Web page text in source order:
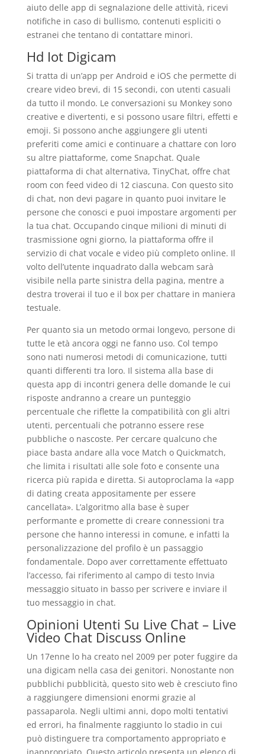
aiuto delle app di segnalazione delle attività, ricevi
notifiche in caso di bullismo, contenuti espliciti o
estranei che tentano di contattare minori.
Hd Iot Digicam
Si tratta di un’app per Android e iOS che permette di
creare video brevi, di 15 secondi, con utenti casuali
da tutto il mondo. Le conversazioni su Monkey sono
creative e divertenti, e si possono usare filtri, effetti e
emoji. Si possono anche aggiungere gli utenti
preferiti come amici e continuare a chattare con loro
su altre piattaforme, come Snapchat. Quale
piattaforma di chat alternativa, TinyChat, offre chat
room con feed video di 12 ciascuna. Con questo sito
di chat, non devi pagare in quanto puoi invitare le
persone che conosci e puoi impostare argomenti per
la tua chat. Occupando cinque milioni di minuti di
trasmissione ogni giorno, la piattaforma offre il
servizio di chat vocale e video più completo online. Il
volto dell’utente inquadrato dalla webcam sarà
visibile nella parte sinistra della pagina, mentre a
destra troverai il tuo e il box per chattare in maniera
testuale.
Per quanto sia un metodo ormai longevo, persone di
tutte le età ancora oggi ne fanno uso. Col tempo
sono nati numerosi metodi di comunicazione, tutti
quanti differenti tra loro. Il sistema alla base di
questa app di incontri genera delle domande le cui
risposte andranno a creare un punteggio
percentuale che riflette la compatibilità con gli altri
utenti, percentuali che potranno essere rese
pubbliche o nascoste. Per cercare qualcuno che
piace basta andare alla voce Match o Quickmatch,
che limita i risultati alle sole foto e consente una
ricerca più rapida e diretta. Si autoproclama la «app
di dating creata appositamente per essere
cancellata». L’algoritmo alla base è super
performante e promette di creare connessioni tra
persone che hanno interessi in comune, e infatti la
personalizzazione del profilo è un passaggio
fondamentale. Dopo aver correttamente effettuato
l’accesso, fai riferimento al campo di testo Invia
messaggio situato in basso per scrivere e inviare il
tuo messaggio in chat.
Opinioni Utenti Su Live Chat – Live
Video Chat Discuss Online
Un 17enne lo ha creato nel 2009 per poter fuggire da
una digicam nella casa dei genitori. Nonostante non
pubblichi pubblicità, questo sito web è cresciuto fino
a raggiungere dimensioni enormi grazie al
passaparola. Negli ultimi anni, dopo molti tentativi
ed errori, ha finalmente raggiunto lo stadio in cui
può distinguere tra comportamento appropriato e